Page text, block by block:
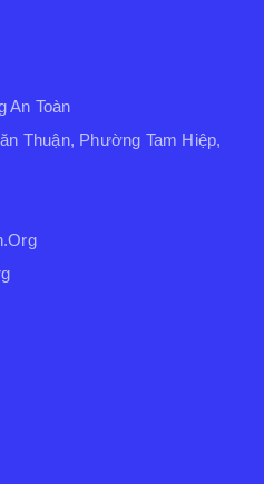
An Toàn
Thuận, Phường Tam Hiệp,